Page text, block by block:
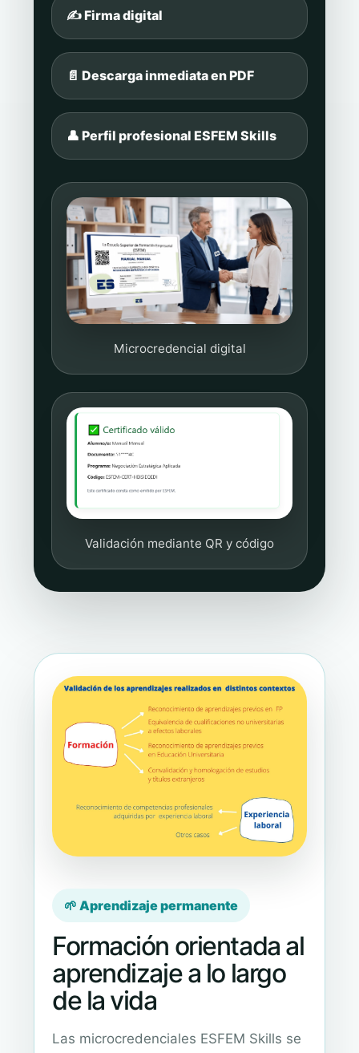
✍️ Firma digital
📄 Descarga inmediata en PDF
👤 Perfil profesional ESFEM Skills
Microcredencial digital
Validación mediante QR y código
🌱 Aprendizaje permanente
Formación orientada al
aprendizaje a lo largo
de la vida
Las microcredenciales ESFEM Skills se